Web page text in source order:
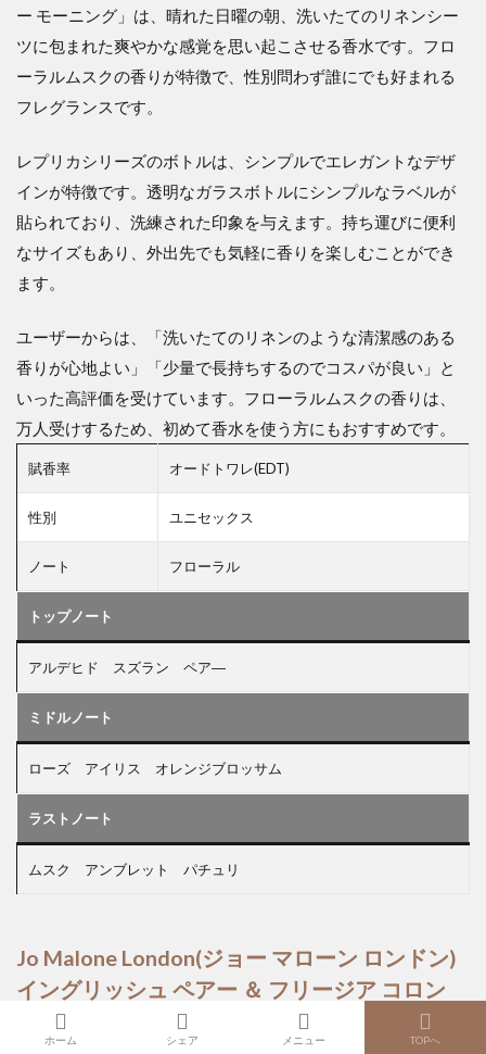
ー モーニング」は、晴れた日曜の朝、洗いたてのリネンシー
ツに包まれた爽やかな感覚を思い起こさせる香水です。フロ
ーラルムスクの香りが特徴で、性別問わず誰にでも好まれる
フレグランスです。
レプリカシリーズのボトルは、シンプルでエレガントなデザ
インが特徴です。透明なガラスボトルにシンプルなラベルが
貼られており、洗練された印象を与えます。持ち運びに便利
なサイズもあり、外出先でも気軽に香りを楽しむことができ
ます。
ユーザーからは、「洗いたてのリネンのような清潔感のある
香りが心地よい」「少量で長持ちするのでコスパが良い」と
いった高評価を受けています。フローラルムスクの香りは、
万人受けするため、初めて香水を使う方にもおすすめです。
賦香率 オードトワレ(EDT)
性別 ユニセックス
ノート フローラル
トップノート
アルデヒド スズラン ペア―
ミドルノート
ローズ アイリス オレンジブロッサム
ラストノート
ムスク アンブレット パチュリ
Jo Malone London(ジョー マローン ロンドン)
イングリッシュ ペアー ＆ フリージア コロン
ホーム シェア メニュー TOPへ